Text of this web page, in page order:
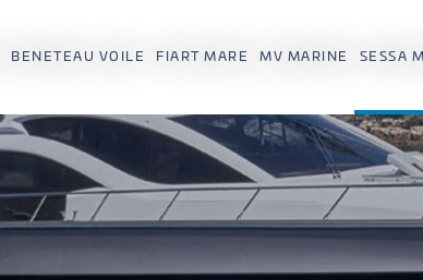
BENETEAU VOILE FIART MARE MV MARINE SESSA